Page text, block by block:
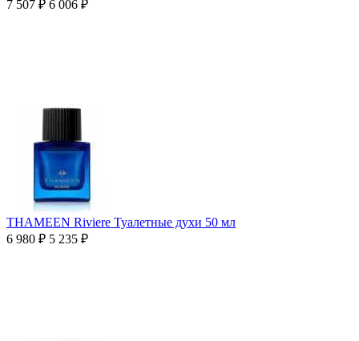
7 507 ₽ 6 006 ₽
THAMEEN Riviere Туалетные духи 50 мл
6 980 ₽ 5 235 ₽